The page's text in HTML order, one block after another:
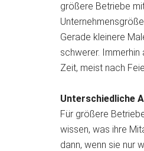
größere Betriebe
Gerade kleinere
schwerer.
Zeit, meist nach
Unterschiedliche
Für größere
wissen, was ihre
dann, wenn sie nur